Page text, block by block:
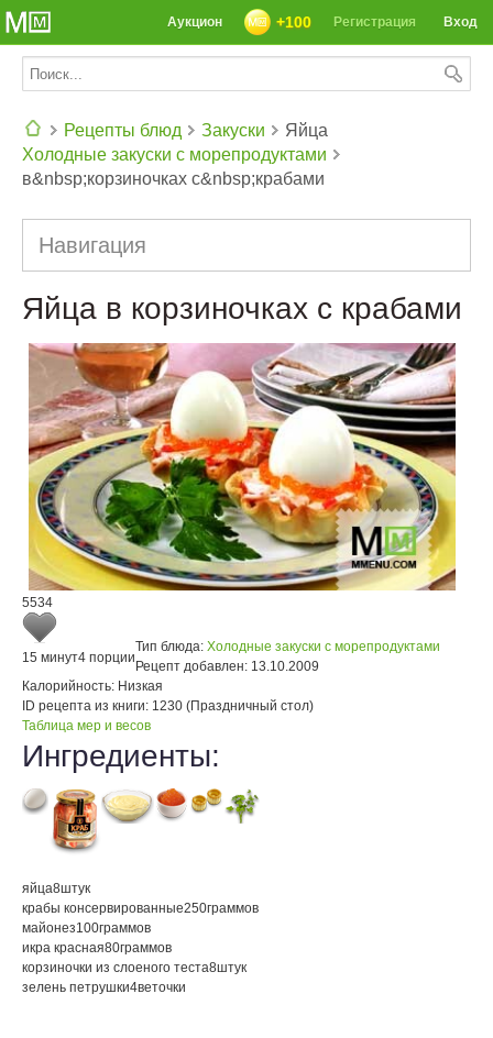
СЕГОДНЯ: 39142 РЕЦЕПТА
Вход
Регистрация
+100
Аукцион
Рецепты блюд
Закуски
Холодные закуски с морепродуктами
Яйца
в&nbsp;корзиночках с&nbsp;крабами
Навигация
Яйца в корзиночках с крабами
5534
15 минут4 порции
Тип блюда: Холодные закуски с морепродуктами
Рецепт добавлен: 13.10.2009
Калорийность: Низкая
ID рецепта из книги: 1230 (Праздничный стол)
Таблица мер и весов
Ингредиенты:
яйца8штук
крабы консервированные250граммов
майонез100граммов
икра красная80граммов
корзиночки из слоеного теста8штук
зелень петрушки4веточки